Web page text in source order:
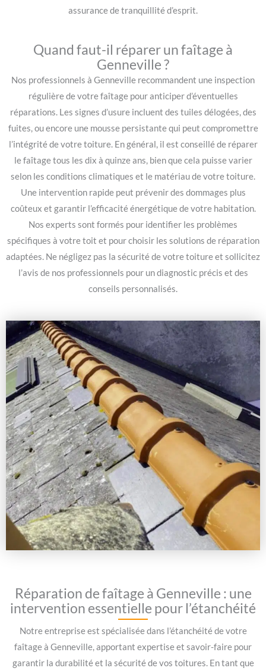
assurance de tranquillité d’esprit.
Quand faut-il réparer un faîtage à
Genneville ?
Nos professionnels à Genneville recommandent une inspection
régulière de votre faîtage pour anticiper d’éventuelles
réparations. Les signes d’usure incluent des tuiles délogées, des
fuites, ou encore une mousse persistante qui peut compromettre
l’intégrité de votre toiture. En général, il est conseillé de réparer
le faîtage tous les dix à quinze ans, bien que cela puisse varier
selon les conditions climatiques et le matériau de votre toiture.
Une intervention rapide peut prévenir des dommages plus
coûteux et garantir l’efficacité énergétique de votre habitation.
Nos experts sont formés pour identifier les problèmes
spécifiques à votre toit et pour choisir les solutions de réparation
adaptées. Ne négligez pas la sécurité de votre toiture et sollicitez
l’avis de nos professionnels pour un diagnostic précis et des
conseils personnalisés.
Réparation de faîtage à Genneville : une
intervention essentielle pour l’étanchéité
Notre entreprise est spécialisée dans l’étanchéité de votre
faîtage à Genneville, apportant expertise et savoir-faire pour
garantir la durabilité et la sécurité de vos toitures. En tant que